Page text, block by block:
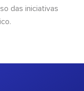
das iniciativas